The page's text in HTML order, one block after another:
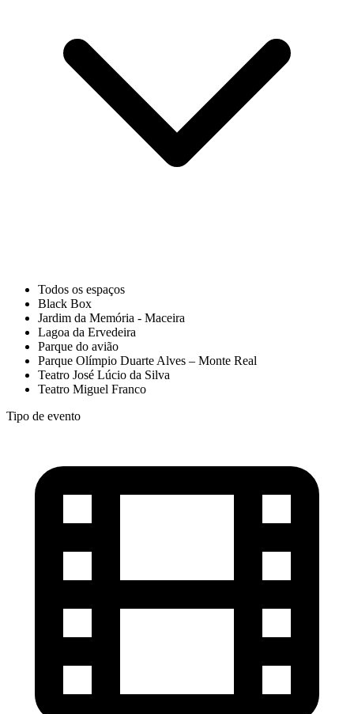
Todos os espaços
Black Box
Jardim da Memória - Maceira
Lagoa da Ervedeira
Parque do avião
Parque Olímpio Duarte Alves – Monte Real
Teatro José Lúcio da Silva
Teatro Miguel Franco
Tipo de evento